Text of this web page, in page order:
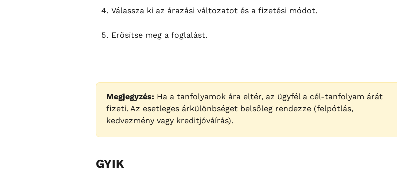
Válassza ki az árazási változatot és a fizetési módot.
Erősítse meg a foglalást.
Megjegyzés: Ha a tanfolyamok ára eltér, az ügyfél a cél-tanfolyam árát
fizeti. Az esetleges árkülönbséget belsőleg rendezze (felpótlás,
kedvezmény vagy kreditjóváírás).
GYIK